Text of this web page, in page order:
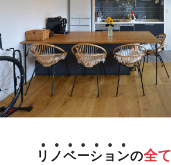
リ ノベーシ ョ ンの全て